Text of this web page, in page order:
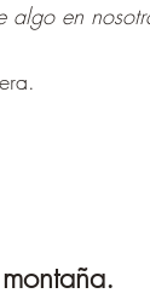
algo en